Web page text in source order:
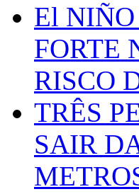
El
FORTE
RISCO
TRÊS
SAIR